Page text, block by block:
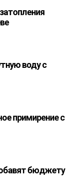
воду с
примирение с
бюджету